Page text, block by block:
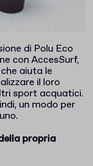
di Polu Eco
con AccesSurf,
aiuta le
il loro
sport acquatici.
un modo per
propria